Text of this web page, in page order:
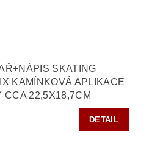
SKATING
KAMÍNKOVÁ APLIKACE
CCA 22,5X18,7CM
DETAIL